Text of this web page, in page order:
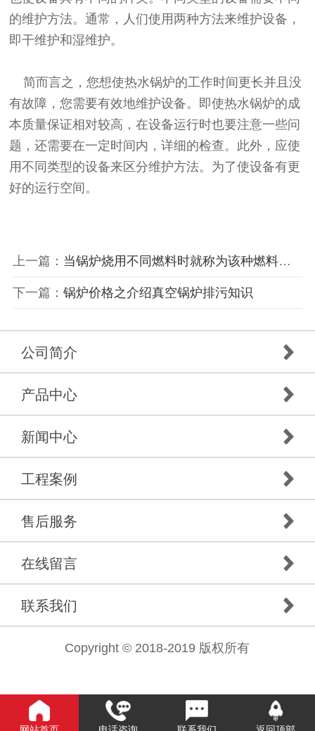
的维护方法。通常，人们使用两种方法来维护设备，
即干维护和湿维护。
简而言之，您想使热水锅炉的工作时间更长并且没
有故障，您需要有效地维护设备。即使热水锅炉的成
本质量保证相对较高，在设备运行时也要注意一些问
题，还需要在一定时间内，详细的检查。此外，应使
用不同类型的设备来区分维护方法。为了使设备有更
好的运行空间。
上一篇： 当锅炉烧用不同燃料时就称为该种燃料的锅炉？
下一篇： 锅炉价格之介绍真空锅炉排污知识
公司简介
产品中心
新闻中心
工程案例
售后服务
在线留言
联系我们
Copyright © 2018-2019 版权所有